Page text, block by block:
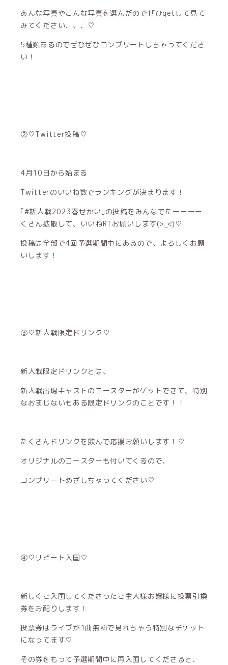
あんな写真やこんな写真を選んだのでぜひgetして見て
みてください、、、♡
5種類あるのでぜひぜひコンプリートしちゃってくださ
い！
②♡Twitter投稿♡
4月10日から始まる
Twitterのいいね数でランキングが決まります！
｢#新人戦2023春せかい｣の投稿をみんなでたーーーー
くさん拡散して、いいねRTお願いします(>_<)♡
投稿は全部で4回予選期間中にあるので、よろしくお願
いします！
③♡新人戦限定ドリンク♡
新人戦限定ドリンクとは、
新人戦出場キャストのコースターがゲットできて、特別
なおまじないもある限定ドリンクのことです！！
たくさんドリンクを飲んで応援お願いします！♡
オリジナルのコースターも付いてくるので、
コンプリートめざしちゃってください♡
④♡リピート入国♡
新しくご入国してくださったご主人様お嬢様に投票引換
券をお配りします！
投票券はライブが1曲無料で見れちゃう特別なチケット
になってます♡
その券をもって予選期間中に再入国してくださると、